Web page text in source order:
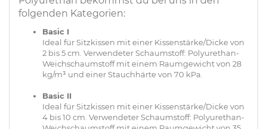
folgenden Kategorien:
Basic I
Ideal für Sitzkissen mit einer Kissenstärke/Dicke von
2 bis 5 cm. Verwendeter Schaumstoff: Polyurethan-
Weichschaumstoff mit einem Raumgewicht von 28
kg/m³ und einer Stauchhärte von 70 kPa.
Basic II
Ideal für Sitzkissen mit einer Kissenstärke/Dicke von
4 bis 10 cm. Verwendeter Schaumstoff: Polyurethan-